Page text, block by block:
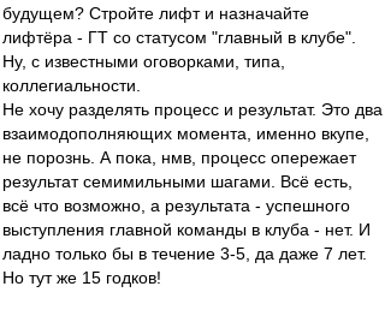
будущем? Стройте лифт и назначайте
лифтёра - ГТ со статусом "главный в клубе".
Ну, с известными оговорками, типа,
коллегиальности.
Не хочу разделять процесс и результат. Это два
взаимодополняющих момента, именно вкупе,
не порознь. А пока, нмв, процесс опережает
результат семимильными шагами. Всё есть,
всё что возможно, а результата - успешного
выступления главной команды в клуба - нет. И
ладно только бы в течение 3-5, да даже 7 лет.
Но тут же 15 годков!